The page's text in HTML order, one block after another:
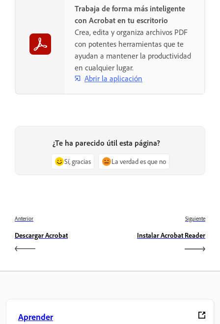
Trabaja de forma más inteligente
con Acrobat en tu escritorio
Crea, edita y organiza archivos PDF
con potentes herramientas que te
ayudan a mantener la productividad
en cualquier lugar.
Abrir la aplicación
¿Te ha parecido útil esta página?
Sí, gracias La verdad es que no
Anterior
Descargar Acrobat
Siguiente
Instalar Acrobat Reader
Aprender